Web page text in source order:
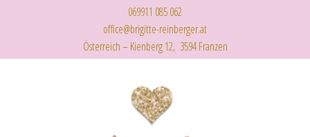
069911 085 062
office@brigitte-reinberger.at
Österreich – Kienberg 12, 3594 Franzen